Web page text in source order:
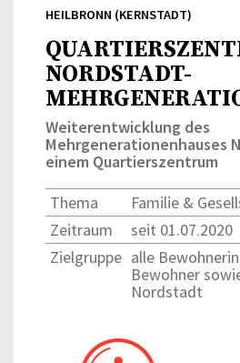
HEILBRONN (KERNSTADT)
NORDSTADT-
Weiterentwicklung des
Mehrgenerationenhauses
einem Quartierszentrum
Thema
Familie &
Zeitraum
seit 01.07.2020
Zielgruppe alle
Bewohner
Nordstadt